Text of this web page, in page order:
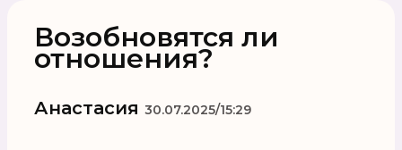
Возобновятся ли
отношения?
Анастасия 30.07.2025/15:29